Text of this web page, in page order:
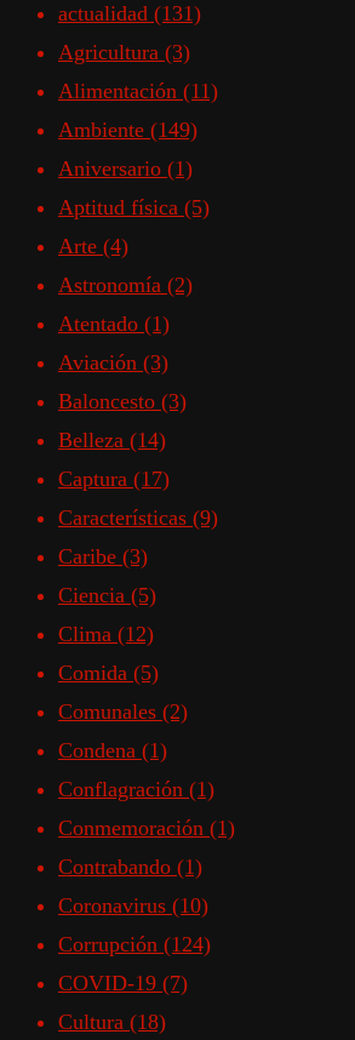
actualidad (131)
Agricultura (3)
Alimentación (11)
Ambiente (149)
Aniversario (1)
Aptitud física (5)
Arte (4)
Astronomía (2)
Atentado (1)
Aviación (3)
Baloncesto (3)
Belleza (14)
Captura (17)
Características (9)
Caribe (3)
Ciencia (5)
Clima (12)
Comida (5)
Comunales (2)
Condena (1)
Conflagración (1)
Conmemoración (1)
Contrabando (1)
Coronavirus (10)
Corrupción (124)
COVID-19 (7)
Cultura (18)